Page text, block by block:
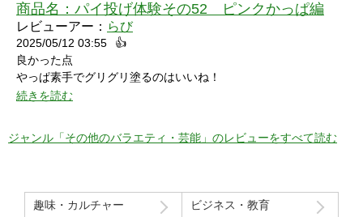
商品名： パイ投げ体験その52 ピンクかっぱ編
レビューアー： らび
2025/05/12 03:55
👍
良かった点
やっぱ素手でグリグリ塗るのはいいね！
特に21分の途中からとてもいい感じ！
う」という趣旨の発言と「パイを食らう事はなんとも無い」とい
う趣旨の２つの部分ちょっと気分下がってしまったw
続きを読む
ジャンル「その他のバラエティ・芸能」のレビューをすべて読む
趣味・カルチャー ビジネス・教育